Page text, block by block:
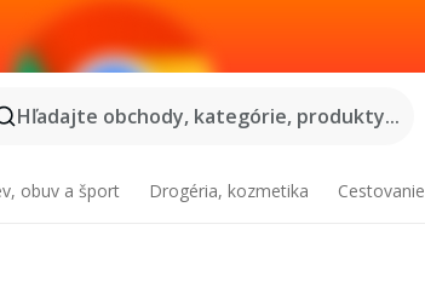
Hľadajte obchody, kategórie, produkty...
obuv a šport Drogéria, kozmetika Cestovanie